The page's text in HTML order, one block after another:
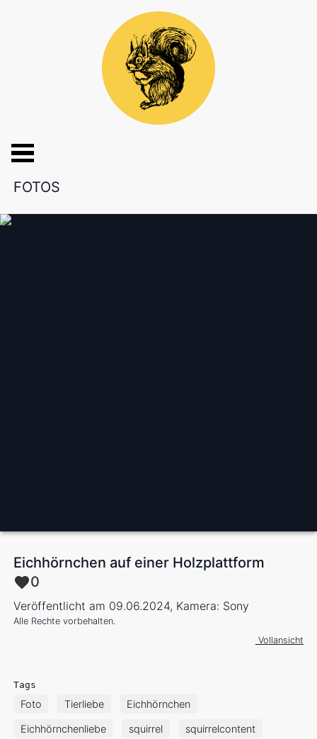
FOTOS
Eichhörnchen auf einer Holzplattform
0
Veröffentlicht am 09.06.2024, Kamera: Sony
Alle Rechte vorbehalten.
Vollansicht
Tags
Foto Tierliebe Eichhörnchen
Eichhörnchenliebe squirrel squirrelcontent